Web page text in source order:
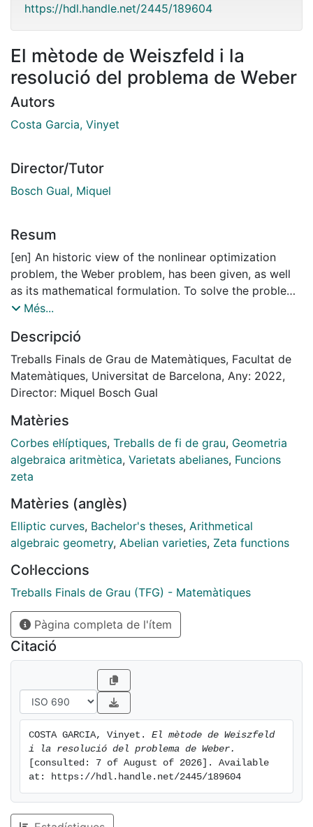
https://hdl.handle.net/2445/189604
El mètode de Weiszfeld i la
resolució del problema de Weber
Autors
Costa Garcia, Vinyet
Director/Tutor
Bosch Gual, Miquel
Resum
[en] An historic view of the nonlinear optimization
problem, the Weber problem, has been given, as well
as its mathematical formulation. To solve the problem
the Weiszfeld’s method has been explained and its
the Weber problem has been exposed.
Més...
Descripció
Treballs Finals de Grau de Matemàtiques, Facultat de
Matemàtiques, Universitat de Barcelona, Any: 2022,
Director: Miquel Bosch Gual
Matèries
Corbes el·líptiques, Treballs de fi de grau, Geometria
algebraica aritmètica, Varietats abelianes, Funcions
zeta
Matèries (anglès)
Elliptic curves, Bachelor's theses, Arithmetical
algebraic geometry, Abelian varieties, Zeta functions
Col·leccions
Treballs Finals de Grau (TFG) - Matemàtiques
Pàgina completa de l'ítem
Citació
COSTA GARCIA, Vinyet. El mètode de Weiszfeld
i la resolució del problema de Weber.
[consulted: 7 of August of 2026]. Available
at: https://hdl.handle.net/2445/189604